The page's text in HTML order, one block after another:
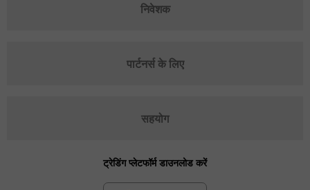
निवेशक
पार्टनर्स के लिए
सहयोग
ट्रेडिंग प्लेटफॉर्म डाउनलोड करें